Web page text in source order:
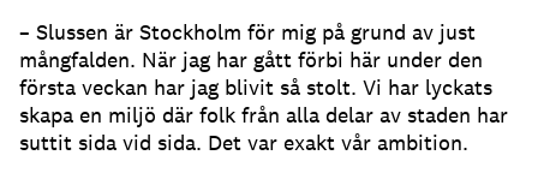
– Slussen är Stockholm för mig på grund av just
mångfalden. När jag har gått förbi här under den
första veckan har jag blivit så stolt. Vi har lyckats
skapa en miljö där folk från alla delar av staden har
suttit sida vid sida. Det var exakt vår ambition.